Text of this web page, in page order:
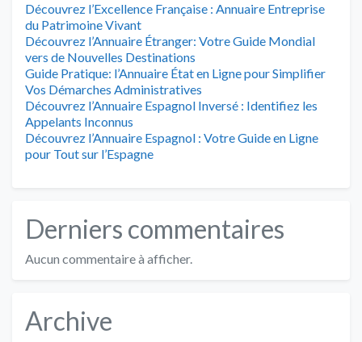
Découvrez l’Excellence Française : Annuaire Entreprise
du Patrimoine Vivant
Découvrez l’Annuaire Étranger: Votre Guide Mondial
vers de Nouvelles Destinations
Guide Pratique: l’Annuaire État en Ligne pour Simplifier
Vos Démarches Administratives
Découvrez l’Annuaire Espagnol Inversé : Identifiez les
Appelants Inconnus
Découvrez l’Annuaire Espagnol : Votre Guide en Ligne
pour Tout sur l’Espagne
Derniers commentaires
Aucun commentaire à afficher.
Archive